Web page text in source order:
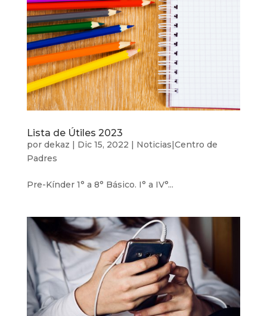
Lista de Útiles 2023
por dekaz Dic 15, 2022
Noticias|Centro de
Padres
Pre-Kínder 1° a 8° Básico. I° a IV°...